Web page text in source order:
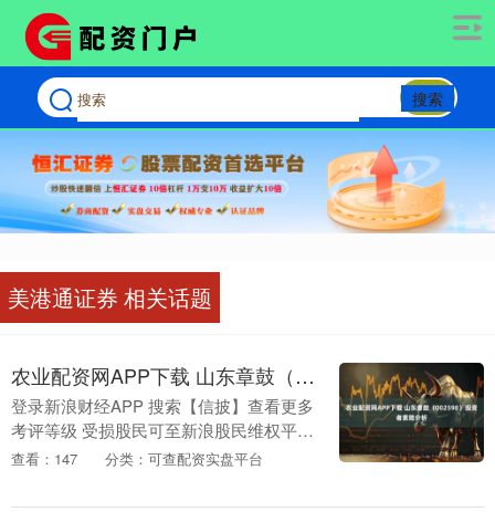
搜索
美港通证券 相关话题
农业配资网APP下载 山东章鼓（002598）投资者索赔分析
登录新浪财经APP 搜索【信披】查看更多
考评等级 受损股民可至新浪股民维权平台
登记该公司维权：
查看：147 分类：可查配资实盘平台